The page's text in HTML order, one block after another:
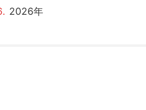
2026年